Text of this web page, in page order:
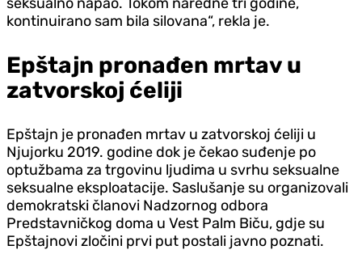
kontinuirano sam bila silovana“, rekla je.
Epštajn pronađen mrtav u
zatvorskoj ćeliji
Epštajn je pronađen mrtav u zatvorskoj ćeliji u
Njujorku 2019. godine dok je čekao suđenje po
optužbama za trgovinu ljudima u svrhu seksualne
seksualne eksploatacije. Saslušanje su organizovali
demokratski članovi Nadzornog odbora
Predstavničkog doma u Vest Palm Biču, gdje su
Epštajnovi zločini prvi put postali javno poznati.